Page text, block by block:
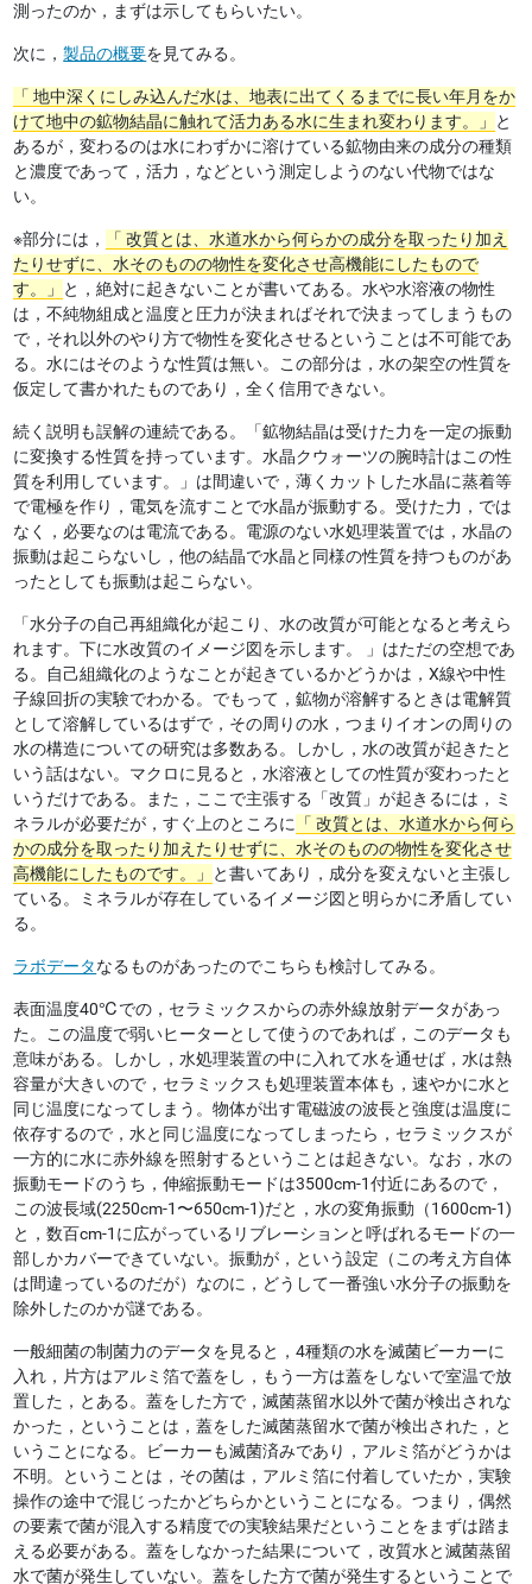
測ったのか，まずは示してもらいたい。
次に，製品の概要を見てみる。
地中深くにしみ込んだ水は、地表に出てくるまでに長い年月をか
けて地中の鉱物結晶に触れて活力ある水に生まれ変わります。
と
あるが，変わるのは水にわずかに溶けている鉱物由来の成分の種類
と濃度であって，活力，などという測定しようのない代物ではな
い。
※部分には，
改質とは、水道水から何らかの成分を取ったり加え
たりせずに、水そのものの物性を変化させ高機能にしたもので
す。
と，絶対に起きないことが書いてある。水や水溶液の物性
は，不純物組成と温度と圧力が決まればそれで決まってしまうもの
で，それ以外のやり方で物性を変化させるということは不可能であ
る。水にはそのような性質は無い。この部分は，水の架空の性質を
仮定して書かれたものであり，全く信用できない。
続く説明も誤解の連続である。「鉱物結晶は受けた力を一定の振動
に変換する性質を持っています。水晶クウォーツの腕時計はこの性
質を利用しています。」は間違いで，薄くカットした水晶に蒸着等
で電極を作り，電気を流すことで水晶が振動する。受けた力，では
なく，必要なのは電流である。電源のない水処理装置では，水晶の
振動は起こらないし，他の結晶で水晶と同様の性質を持つものがあ
ったとしても振動は起こらない。
「水分子の自己再組織化が起こり、水の改質が可能となると考えら
れます。下に水改質のイメージ図を示します。 」はただの空想であ
る。自己組織化のようなことが起きているかどうかは，X線や中性
子線回折の実験でわかる。でもって，鉱物が溶解するときは電解質
として溶解しているはずで，その周りの水，つまりイオンの周りの
水の構造についての研究は多数ある。しかし，水の改質が起きたと
いう話はない。マクロに見ると，水溶液としての性質が変わったと
いうだけである。また，ここで主張する「改質」が起きるには，ミ
ネラルが必要だが，すぐ上のところに
改質とは、水道水から何ら
かの成分を取ったり加えたりせずに、水そのものの物性を変化させ
高機能にしたものです。
と書いてあり，成分を変えないと主張し
ている。ミネラルが存在しているイメージ図と明らかに矛盾してい
る。
ラボデータなるものがあったのでこちらも検討してみる。
表面温度40℃での，セラミックスからの赤外線放射データがあっ
た。この温度で弱いヒーターとして使うのであれば，このデータも
意味がある。しかし，水処理装置の中に入れて水を通せば，水は熱
容量が大きいので，セラミックスも処理装置本体も，速やかに水と
同じ温度になってしまう。物体が出す電磁波の波長と強度は温度に
依存するので，水と同じ温度になってしまったら，セラミックスが
一方的に水に赤外線を照射するということは起きない。なお，水の
振動モードのうち，伸縮振動モードは3500cm-1付近にあるので，
この波長域(2250cm-1〜650cm-1)だと，水の変角振動（1600cm-1)
と，数百cm-1に広がっているリブレーションと呼ばれるモードの一
部しかカバーできていない。振動が，という設定（この考え方自体
は間違っているのだが）なのに，どうして一番強い水分子の振動を
除外したのかが謎である。
一般細菌の制菌力のデータを見ると，4種類の水を滅菌ビーカーに
入れ，片方はアルミ箔で蓋をし，もう一方は蓋をしないで室温で放
置した，とある。蓋をした方で，滅菌蒸留水以外で菌が検出されな
かった，ということは，蓋をした滅菌蒸留水で菌が検出された，と
いうことになる。ビーカーも滅菌済みであり，アルミ箔がどうかは
不明。ということは，その菌は，アルミ箔に付着していたか，実験
操作の途中で混じったかどちらかということになる。つまり，偶然
の要素で菌が混入する精度での実験結果だということをまずは踏ま
える必要がある。蓋をしなかった結果について，改質水と滅菌蒸留
水で菌が発生していない。蓋をした方で菌が発生するということで